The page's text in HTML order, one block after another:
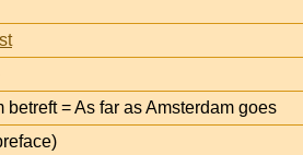
betreft = As far as Amsterdam goes